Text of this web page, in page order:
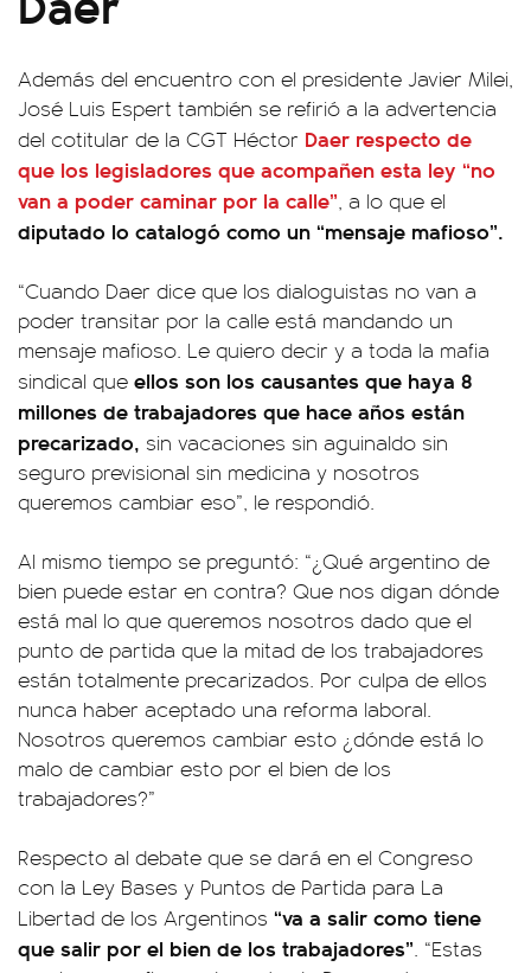
Además del encuentro con el presidente Javier Milei,
José Luis Espert también se refirió a la advertencia
del cotitular de la CGT Héctor Daer respecto de
que los legisladores que acompañen esta ley “no
van a poder caminar por la calle”, a lo que el
diputado lo catalogó como un “mensaje mafioso”.
“Cuando Daer dice que los dialoguistas no van a
poder transitar por la calle está mandando un
mensaje mafioso. Le quiero decir y a toda la mafia
sindical que ellos son los causantes que haya 8
millones de trabajadores que hace años están
precarizado, sin vacaciones sin aguinaldo sin
seguro previsional sin medicina y nosotros
queremos cambiar eso”, le respondió.
Al mismo tiempo se preguntó: “¿Qué argentino de
bien puede estar en contra? Que nos digan dónde
está mal lo que queremos nosotros dado que el
punto de partida que la mitad de los trabajadores
están totalmente precarizados. Por culpa de ellos
nunca haber aceptado una reforma laboral.
Nosotros queremos cambiar esto ¿dónde está lo
malo de cambiar esto por el bien de los
trabajadores?”
Respecto al debate que se dará en el Congreso
con la Ley Bases y Puntos de Partida para La
Libertad de los Argentinos “va a salir como tiene
que salir por el bien de los trabajadores”. “Estas